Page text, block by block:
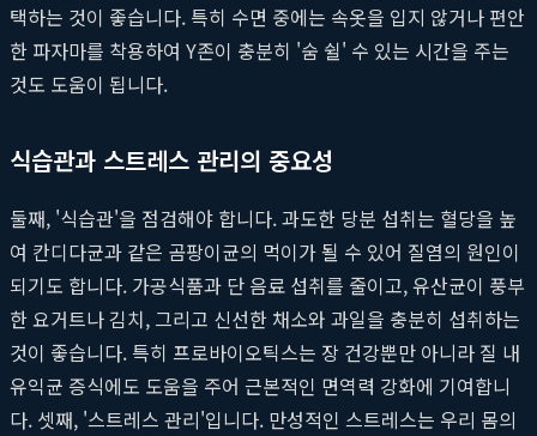
택하는 것이 좋습니다. 특히 수면 중에는 속옷을 입지 않거나 편안
한 파자마를 착용하여 Y존이 충분히 '숨 쉴' 수 있는 시간을 주는
것도 도움이 됩니다.
식습관과 스트레스 관리의 중요성
둘째, '식습관'을 점검해야 합니다. 과도한 당분 섭취는 혈당을 높
여 칸디다균과 같은 곰팡이균의 먹이가 될 수 있어 질염의 원인이
되기도 합니다. 가공식품과 단 음료 섭취를 줄이고, 유산균이 풍부
한 요거트나 김치, 그리고 신선한 채소와 과일을 충분히 섭취하는
것이 좋습니다. 특히 프로바이오틱스는 장 건강뿐만 아니라 질 내
유익균 증식에도 도움을 주어 근본적인 면역력 강화에 기여합니
다. 셋째, '스트레스 관리'입니다. 만성적인 스트레스는 우리 몸의